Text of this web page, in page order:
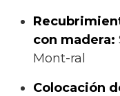
con madera:
Mont-ral
Colocación